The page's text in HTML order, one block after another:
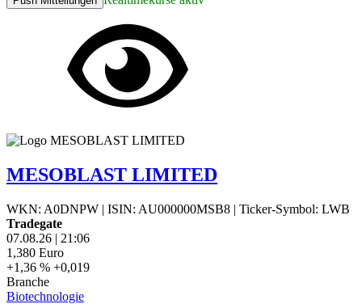
MESOBLAST LIMITED
WKN: A0DNPW | ISIN: AU000000MSB8 | Ticker-Symbol: LWB
Tradegate
07.08.26 | 21:06
1,380 Euro
+1,36 % +0,019
Branche
Biotechnologie